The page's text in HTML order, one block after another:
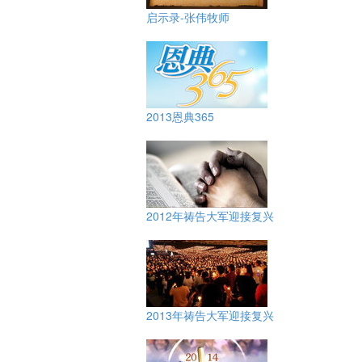
启示录-张伟牧师
2013恩典365
2012年祷告大军迎接复兴
2013年祷告大军迎接复兴